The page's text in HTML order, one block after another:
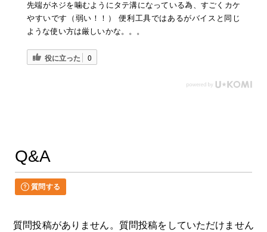
先端がネジを噛むようにタテ溝になっている為、すごくカケ
やすいです（弱い！！） 便利工具ではあるがバイスと同じ
ような使い方は厳しいかな。。。
役に立った 0
Q&A
質問する
質問投稿がありません。質問投稿をしていただけません